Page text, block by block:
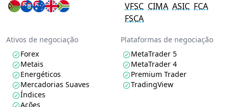
VFSC CIMA ASIC FCA
FSCA
Ativos de negociação
Forex
Metais
Energéticos
Mercadorias Suaves
Índices
Ações
Plataformas de negociação
MetaTrader 5
MetaTrader 4
Premium Trader
TradingView